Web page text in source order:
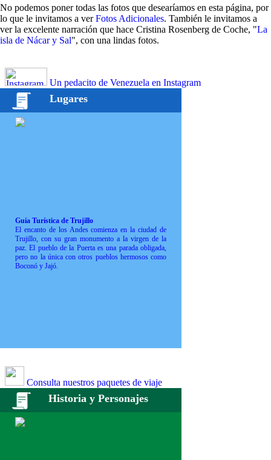
No podemos poner todas las fotos que desearíamos en esta página, por
lo que le invitamos a verFotos Adicionales. También le invitamos a
ver la excelente narración que hace Cristina Rosenberg de Coche, "La
isla de Nácar y Sal", con una lindas fotos.
Un pedacito de Venezuela en Instagram
Lugares
Guía Turística de Trujillo
El encanto de los Andes comienza en la ciudad de
Trujillo, con su gran monumento a la virgen de la
paz. El pueblo de la Puerta es una parada obligada,
pero no la única con otros pueblos hermosos como
Boconó y Jajó.
Consulta nuestros paquetes de viaje
Historia y Personajes